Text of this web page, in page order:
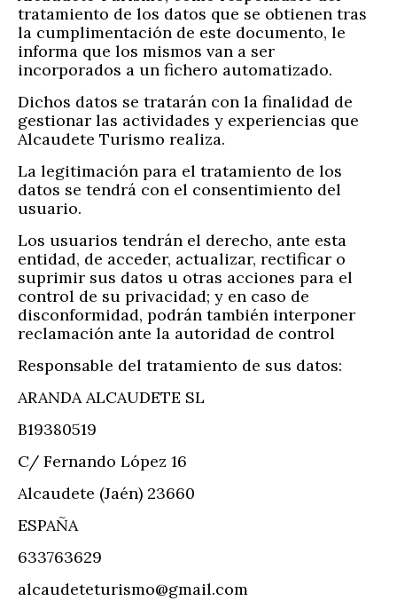
tratamiento de los datos que se obtienen tras
la cumplimentación de este documento, le
informa que los mismos van a ser
incorporados a un fichero automatizado.
Dichos datos se tratarán con la finalidad de
gestionar las actividades y experiencias que
Alcaudete Turismo realiza.
La legitimación para el tratamiento de los
datos se tendrá con el consentimiento del
usuario.
Los usuarios tendrán el derecho, ante esta
entidad, de acceder, actualizar, rectificar o
suprimir sus datos u otras acciones para el
control de su privacidad; y en caso de
disconformidad, podrán también interponer
reclamación ante la autoridad de control
Responsable del tratamiento de sus datos:
ARANDA ALCAUDETE SL
B19380519
C/ Fernando López 16
Alcaudete (Jaén) 23660
ESPAÑA
633763629
alcaudeteturismo@gmail.com